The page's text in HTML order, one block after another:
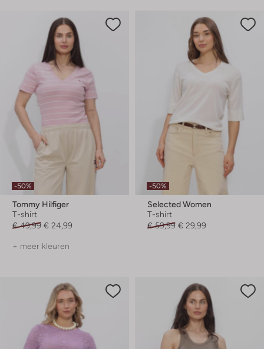
-50%
Tommy Hilfiger
T-shirt
€ 49,99 € 24,99
+ meer kleuren
-50%
Selected Women
T-shirt
€ 59,99 € 29,99